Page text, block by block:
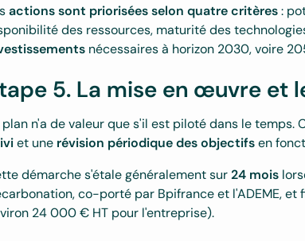
actions sont priorisées selon quatre critères:
des ressources, maturité des
nécessaires à horizon 2030, voire
5. La mise en œuvre et
plan n'a de valeur que s'il est piloté dans le temps.
et une révision périodique des objectifsen
démarche s'étale généralement sur24 mois
co-porté par Bpifrance et l'ADEME,
24 000 € HT pour l'entreprise).